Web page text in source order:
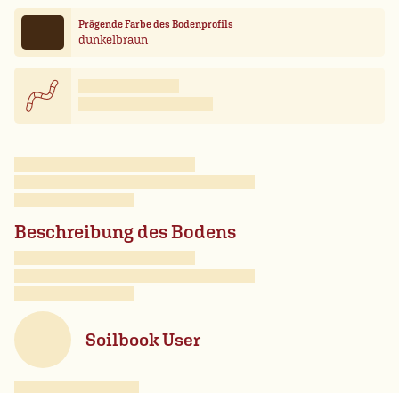
Prägende Farbe des Bodenprofils
dunkelbraun
Beschreibung des Bodens
Soilbook User